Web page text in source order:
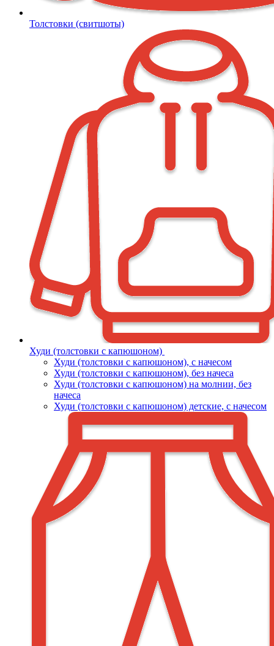
Толстовки (свитшоты)
Худи (толстовки с капюшоном)
Худи (толстовки c капюшоном), с начесом
Худи (толстовки c капюшоном), без начеса
Худи (толстовки с капюшоном) на молнии, без
начеса
Худи (толстовки c капюшоном) детские, с начесом